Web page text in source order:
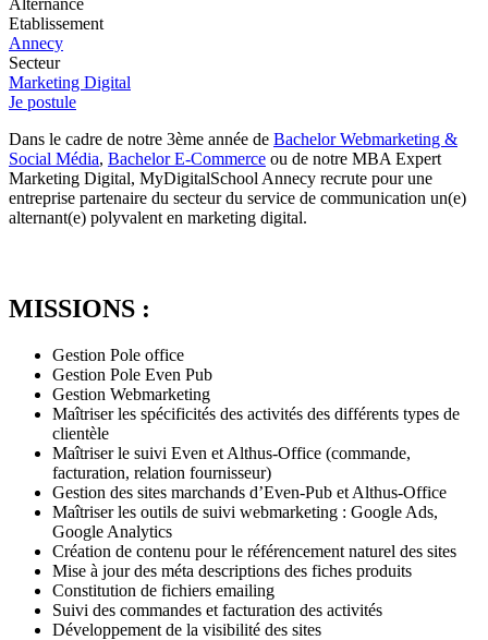
Alternance
Etablissement
Annecy
Secteur
Marketing Digital
Je postule
Dans le cadre de notre 3ème année de Bachelor Webmarketing &
Social Média, Bachelor E-Commerce ou de notre MBA Expert
Marketing Digital, MyDigitalSchool Annecy recrute pour une
entreprise partenaire du secteur du service de communication un(e)
alternant(e) polyvalent en marketing digital.
MISSIONS :
Gestion Pole office
Gestion Pole Even Pub
Gestion Webmarketing
Maîtriser les spécificités des activités des différents types de
clientèle
Maîtriser le suivi Even et Althus-Office (commande,
facturation, relation fournisseur)
Gestion des sites marchands d’Even-Pub et Althus-Office
Maîtriser les outils de suivi webmarketing : Google Ads,
Google Analytics
Création de contenu pour le référencement naturel des sites
Mise à jour des méta descriptions des fiches produits
Constitution de fichiers emailing
Suivi des commandes et facturation des activités
Développement de la visibilité des sites